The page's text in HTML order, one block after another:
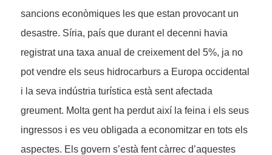
sancions econòmiques les que estan provocant un
desastre. Síria, país que durant el decenni havia
registrat una taxa anual de creixement del 5%, ja no
pot vendre els seus hidrocarburs a Europa occidental
i la seva indústria turística està sent afectada
greument. Molta gent ha perdut així la feina i els seus
ingressos i es veu obligada a economitzar en tots els
aspectes. Els govern s’està fent càrrec d’aquestes